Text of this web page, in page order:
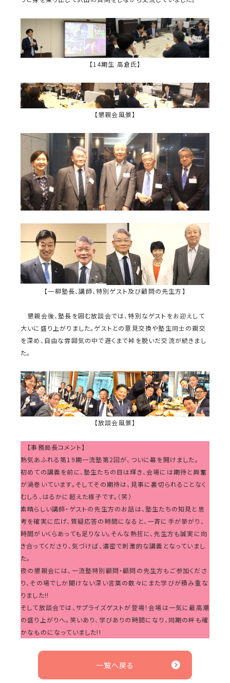
【14期生 高倉氏】
【懇親会風景】
【一柳塾長、講師、特別ゲスト及び顧問の先生方】
懇親会後、塾長を囲む放談会では、特別なゲストをお迎えして
大いに盛り上がりました。ゲストとの意見交換や塾生同士の親交
を深め、自由な雰囲気の中で遅くまで裃を脱いだ交流が続きまし
た。
【放談会風景】
【事務局長コメント】
熱気あふれる第19期一流塾第2回が、ついに幕を開けました。
初めての講義を前に、塾生たちの目は輝き、会場には期待と興奮
が渦巻いています。そしてその期待は、見事に裏切られることなく
むしろ、はるかに超えた様子です。（笑）
素晴らしい講師・ゲストの先生方のお話は、塾生たちの知見と思
考を確実に広げ、質疑応答の時間になると、一斉に手が挙がり、
時間がいくらあっても足りない。そんな熱狂に、先生方も誠実に向
き合ってくださり、気づけば、濃密で刺激的な講義となっていまし
た。
夜の懇親会には、一流塾特別顧問・顧問の先生方もご参加くださ
り、その場でしか聞けない深い言葉の数々にまた学びが積み重な
りました!!
そして放談会では、サプライズゲストが登場！会場は一気に最高潮
の盛り上がりへ。笑いあり、学びありの時間になり、同期の絆も確
かなものになっていました!!
一覧へ戻る